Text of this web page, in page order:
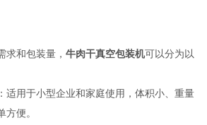
和包装量， 牛肉干真空包装机可以分为以
用于小型企业和家庭使用，体积小、重量
便。